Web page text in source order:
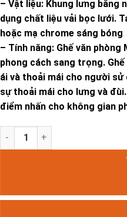
– Vật liệu: Khung lưng bằng
dụng chất liệu vải bọc lưới.
hoặc mạ chrome sáng bóng
– Tính năng: Ghế văn
phong cách sang trọng.
ái và thoải mái cho người sử
sự thoải mái cho lưng và
điểm nhấn cho không gian
GHẾ M1017 - 02 số lượng